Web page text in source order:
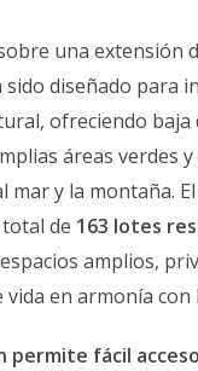
una extensión
diseñado para
ofreciendo baja
áreas verdes y
mar y la montaña.
de 163 lotes
amplios,
vida en armonía con
permite fácil